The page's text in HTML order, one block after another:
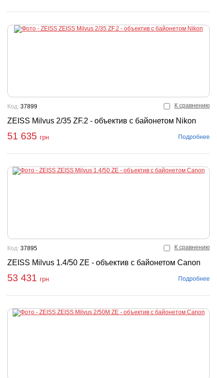
К сравнению
ZEISS Milvus 2/35 ZF.2 - объектив с байонетом Nikon
Код: 37899
51 635 грн Подробнее
К сравнению
ZEISS Milvus 1.4/50 ZE - объектив с байонетом Canon
Код: 37895
53 431 грн Подробнее